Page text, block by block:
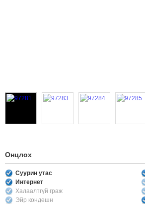
Онцлох
Суурин утас
Интернет
Халаалтгүй граж
Эйр кондешн